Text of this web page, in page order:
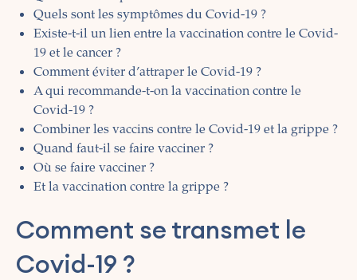
Quels sont les symptômes du Covid-19 ?
Existe-t-il un lien entre la vaccination contre le Covid-
19 et le cancer ?
Comment éviter d’attraper le Covid-19 ?
A qui recommande-t-on la vaccination contre le
Covid-19 ?
Combiner les vaccins contre le Covid-19 et la grippe ?
Quand faut-il se faire vacciner ?
Où se faire vacciner ?
Et la vaccination contre la grippe ?
Comment se transmet le
Covid-19 ?